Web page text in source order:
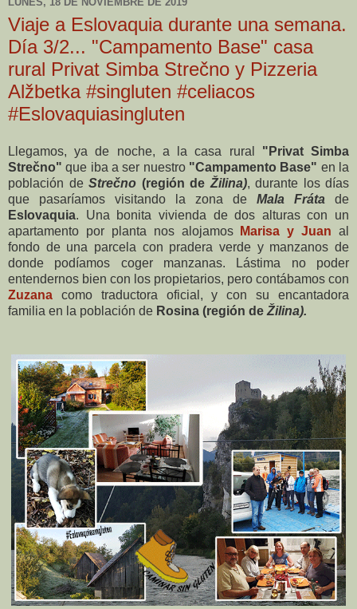
Viaje a Eslovaquia durante una semana.
Día 3/2... "Campamento Base" casa
rural Privat Simba Strečno y Pizzeria
Alžbetka #singluten #celiacos
#Eslovaquiasingluten
Llegamos, ya de noche, a la casa rural "Privat Simba
Strečno" que iba a ser nuestro "Campamento Base" en la
población de Strečno (región deŽilina), durante los días
que pasaríamos visitando la zona de Mala Fráta de
Eslovaquia. Una bonita vivienda de dos alturas con un
apartamento por planta nos alojamos
Marisa y Juan al
fondo de una parcela con pradera verde y manzanos de
donde podíamos coger manzanas. Lástima no poder
entendernos bien con los propietarios, pero contábamos con
Zuzana como traductora oficial, y con su encantadora
familia en la población de Rosina (región deŽilina).